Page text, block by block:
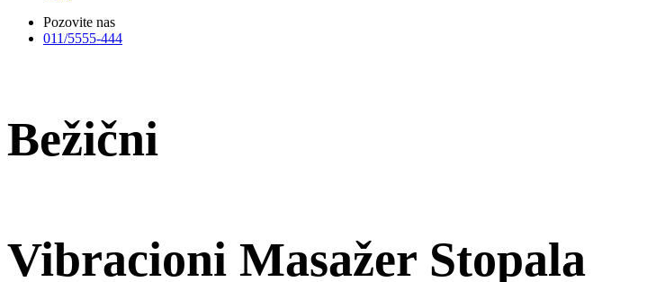
Pozovite nas
011/5555-444
Bežični
Vibracioni Masažer Stopala